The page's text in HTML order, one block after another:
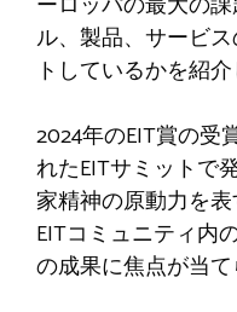
ル、製品、サービ
トしているかを紹介
2024年のEIT賞の受
れたEITサミットで
家精神の原動力を
EITコミュニティ内
の成果に焦点が当て